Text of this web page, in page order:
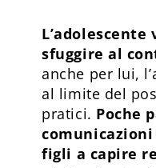
sfuggire al
anche per lui,
al limite del
pratici. Poche
figli a capire